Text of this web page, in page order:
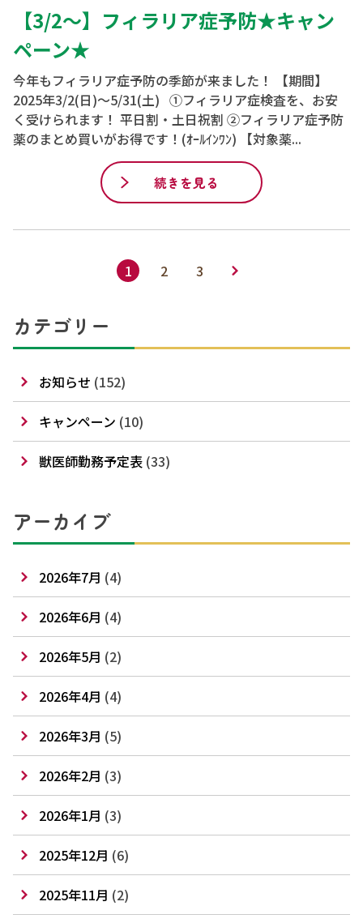
【3/2～】フィラリア症予防★キャン
ペーン★
今年もフィラリア症予防の季節が来ました！ 【期間】
2025年3/2(日)～5/31(土) ①フィラリア症検査を、お安
く受けられます！ 平日割・土日祝割 ②フィラリア症予防
薬のまとめ買いがお得です！(ｵｰﾙｲﾝﾜﾝ) 【対象薬...
続きを見る
1 2 3
カテゴリー
お知らせ (152)
キャンペーン (10)
獣医師勤務予定表 (33)
アーカイブ
2026年7月 (4)
2026年6月 (4)
2026年5月 (2)
2026年4月 (4)
2026年3月 (5)
2026年2月 (3)
2026年1月 (3)
2025年12月 (6)
2025年11月 (2)